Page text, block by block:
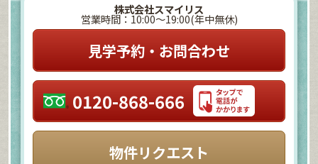
株式会社スマイリス
営業時間：10:00～19:00(年中無休)
見学予約・お問合わせ
0120-868-666
物件リクエスト